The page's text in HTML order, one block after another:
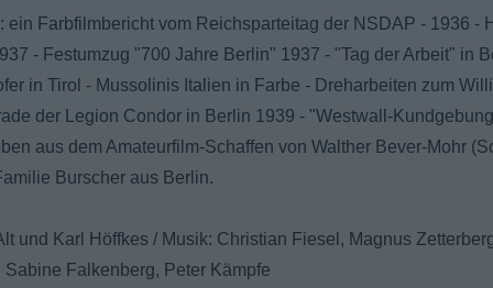
ein Farbfilmbericht vom Reichsparteitag der NSDAP - 1936 -
- Festumzug "700 Jahre Berlin" 1937 - "Tag der Arbeit" in
in Tirol - Mussolinis Italien in Farbe - Dreharbeiten zum
der Legion Condor in Berlin 1939 - "Westwall-
aus dem Amateurfilm-Schaffen von Walther Bever-Mohr
Burscher aus Berlin.
und Karl Höffkes / Musik: Christian Fiesel, Magnus
Falkenberg, Peter Kämpfe